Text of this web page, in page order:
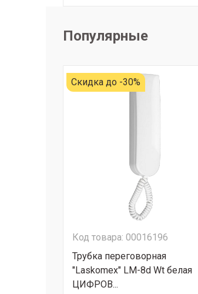
Популярные
Скидка до -30%
Код товара: 00016196
Трубка переговорная
"Laskomex" LM-8d Wt белая
ЦИФРОВ...